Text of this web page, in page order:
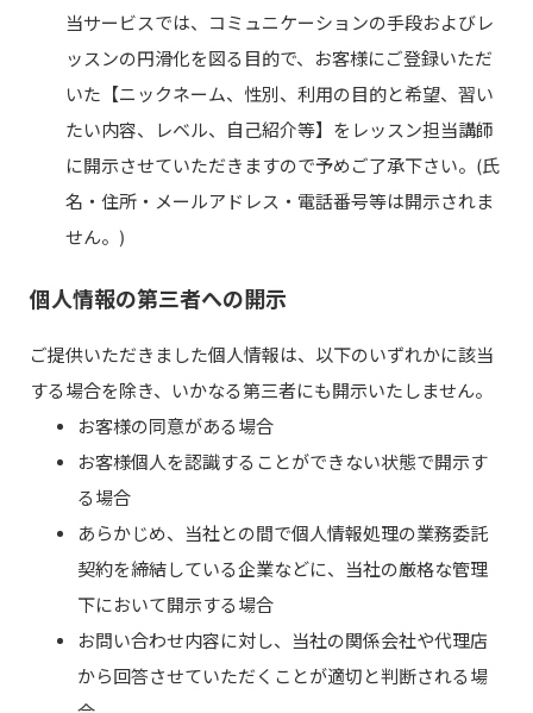
当サービスでは、コミュニケーションの手段およびレ
ッスンの円滑化を図る目的で、お客様にご登録いただ
いた【ニックネーム、性別、利用の目的と希望、習い
たい内容、レベル、自己紹介等】をレッスン担当講師
に開示させていただきますので予めご了承下さい。(氏
名・住所・メールアドレス・電話番号等は開示されま
せん。)
個人情報の第三者への開示
ご提供いただきました個人情報は、以下のいずれかに該当
する場合を除き、いかなる第三者にも開示いたしません。
お客様の同意がある場合
お客様個人を認識することができない状態で開示す
る場合
あらかじめ、当社との間で個人情報処理の業務委託
契約を締結している企業などに、当社の厳格な管理
下において開示する場合
お問い合わせ内容に対し、当社の関係会社や代理店
から回答させていただくことが適切と判断される場